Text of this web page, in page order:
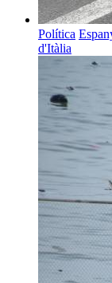
Política
d'Itàlia